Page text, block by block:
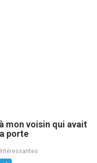
mon voisin qui avait
porte